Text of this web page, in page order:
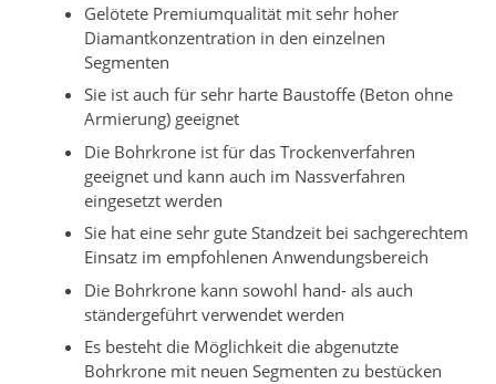
Gelötete Premiumqualität mit sehr hoher
Diamantkonzentration in den einzelnen
Segmenten
Sie ist auch für sehr harte Baustoffe (Beton ohne
Armierung) geeignet
Die Bohrkrone ist für das Trockenverfahren
geeignet und kann auch im Nassverfahren
eingesetzt werden
Sie hat eine sehr gute Standzeit bei sachgerechtem
Einsatz im empfohlenen Anwendungsbereich
Die Bohrkrone kann sowohl hand- als auch
ständergeführt verwendet werden
Es besteht die Möglichkeit die abgenutzte
Bohrkrone mit neuen Segmenten zu bestücken